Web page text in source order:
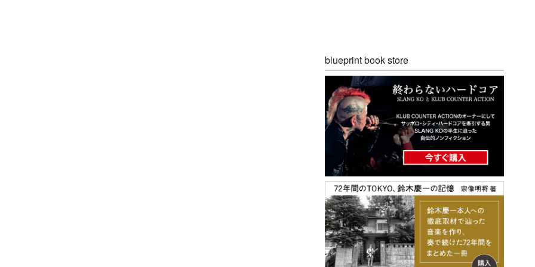
blueprint book store